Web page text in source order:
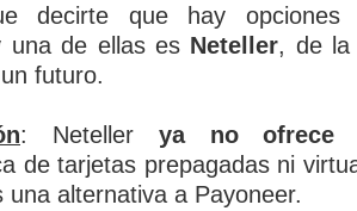
decirte que hay opciones
una de ellas es Neteller, de la
futuro.
: Neteller ya no ofrece
de tarjetas prepagadas ni
una alternativa a Payoneer.